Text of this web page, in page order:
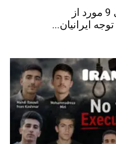
خرافات قرآنی (بررسی 9 مورد از
ایرانیان...